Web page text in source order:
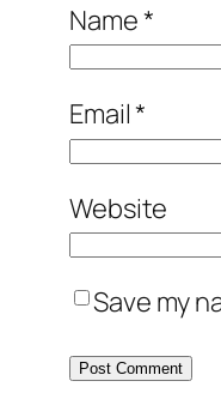
Name*
Email*
Website
Save my